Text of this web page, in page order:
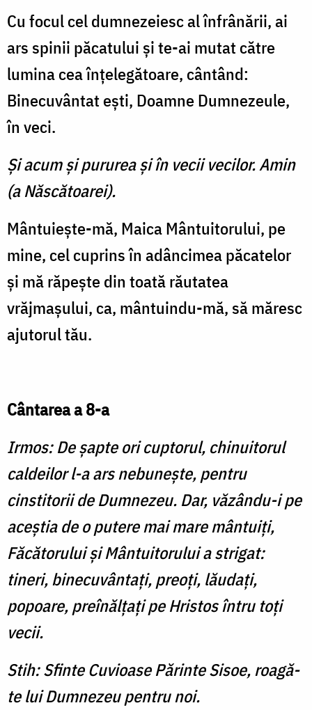
Cu focul cel dumnezeiesc al înfrânării, ai
ars spinii păcatului şi te-ai mutat către
lumina cea înţelegătoare, cântând:
Binecuvântat eşti, Doamne Dumnezeule,
în veci.
Şi acum şi pururea şi în vecii vecilor. Amin
(a Născătoarei).
Mântuieşte-mă, Maica Mântuitorului, pe
mine, cel cuprins în adâncimea păcatelor
şi mă răpeşte din toată răutatea
vrăjmaşului, ca, mântuindu-mă, să măresc
ajutorul tău.
Cântarea a 8-a
Irmos: De şapte ori cuptorul, chinuitorul
caldeilor l-a ars nebuneşte, pentru
cinstitorii de Dumnezeu. Dar, văzându-i pe
aceştia de o putere mai mare mântuiţi,
Făcătorului şi Mântuitorului a strigat:
tineri, binecuvântaţi, preoţi, lăudaţi,
popoare, preînălţaţi pe Hristos întru toţi
vecii.
Stih: Sfinte Cuvioase Părinte Sisoe, roagă-
te lui Dumnezeu pentru noi.